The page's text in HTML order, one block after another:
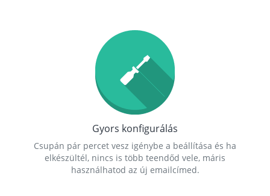
Gyors konfigurálás
Csupán pár percet vesz igénybe a beállítása és ha
elkészültél, nincs is több teendőd vele, máris
használhatod az új emailcímed.